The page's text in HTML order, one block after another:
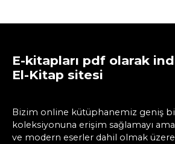
E-kitapları pdf olarak
El-Kitap sitesi
Bizim online kütüphanemiz geniş
koleksiyonuna erişim sağlamayı
ve modern eserler dahil olmak